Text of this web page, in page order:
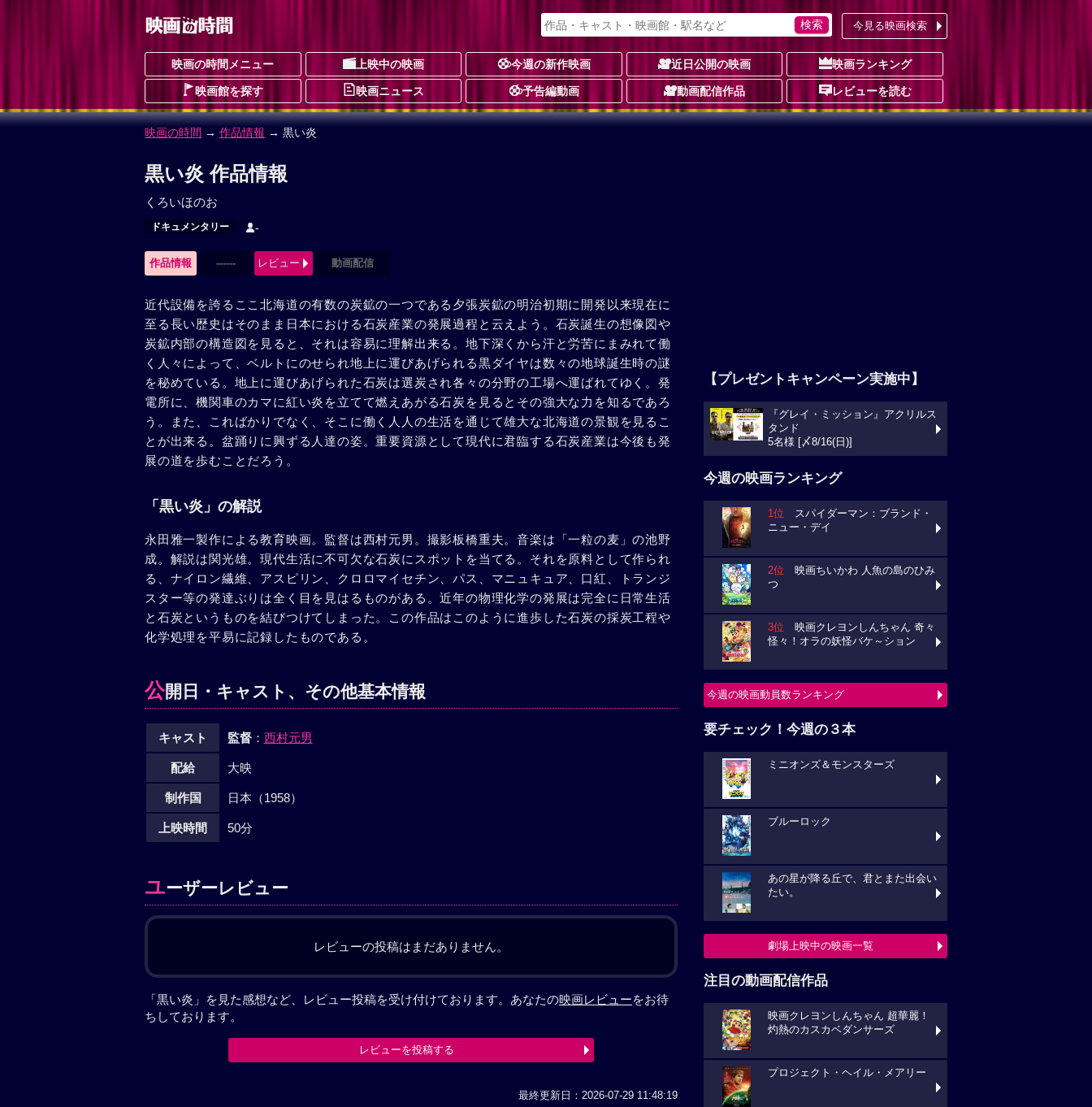
今見る映画検索
映画の時間メニュー 上映中の映画 今週の新作映画 近日公開の映画 映画ランキング
映画館を探す 映画ニュース 予告編動画 動画配信作品 レビューを読む
映画の時間 → 作品情報 → 黒い炎
黒い炎 作品情報
くろいほのお
ドキュメンタリー -
作品情報 ------ レビュー 動画配信
近代設備を誇るここ北海道の有数の炭鉱の一つである夕張炭鉱の明治初期に開発以来現在に
至る長い歴史はそのまま日本における石炭産業の発展過程と云えよう。石炭誕生の想像図や
炭鉱内部の構造図を見ると、それは容易に理解出来る。地下深くから汗と労苦にまみれて働
く人々によって、ベルトにのせられ地上に運びあげられる黒ダイヤは数々の地球誕生時の謎
を秘めている。地上に運びあげられた石炭は選炭され各々の分野の工場へ運ばれてゆく。発
電所に、機関車のカマに紅い炎を立てて燃えあがる石炭を見るとその強大な力を知るであろ
う。また、こればかりでなく、そこに働く人人の生活を通じて雄大な北海道の景観を見るこ
とが出来る。盆踊りに興ずる人達の姿。重要資源として現代に君臨する石炭産業は今後も発
展の道を歩むことだろう。
「黒い炎」の解説
永田雅一製作による教育映画。監督は西村元男。撮影板橋重夫。音楽は「一粒の麦」の池野
成。解説は関光雄。現代生活に不可欠な石炭にスポットを当てる。それを原料として作られ
る、ナイロン繊維、アスピリン、クロロマイセチン、パス、マニュキュア、口紅、トランジ
スター等の発達ぶりは全く目を見はるものがある。近年の物理化学の発展は完全に日常生活
と石炭というものを結びつけてしまった。この作品はこのように進歩した石炭の採炭工程や
化学処理を平易に記録したものである。
公開日・キャスト、その他基本情報
キャスト 監督： 西村元男
配給 大映
制作国 日本（1958）
上映時間 50分
ユーザーレビュー
レビューの投稿はまだありません。
「黒い炎」を見た感想など、レビュー投稿を受け付けております。あなたの映画レビューをお待
ちしております。
レビューを投稿する
最終更新日：2026-07-29 11:48:19
【プレゼントキャンペーン実施中】
『グレイ・ミッション』アクリルス
タンド
5名様 [〆8/16(日)]
今週の映画ランキング
1位 スパイダーマン：ブランド・
ニュー・デイ
2位 映画ちいかわ 人魚の島のひみ
つ
3位 映画クレヨンしんちゃん 奇々
怪々！オラの妖怪バケ～ション
今週の映画動員数ランキング
要チェック！今週の３本
ミニオンズ＆モンスターズ
ブルーロック
あの星が降る丘で、君とまた出会い
たい。
劇場上映中の映画一覧
注目の動画配信作品
映画クレヨンしんちゃん 超華麗！
灼熱のカスカベダンサーズ
プロジェクト・ヘイル・メアリー